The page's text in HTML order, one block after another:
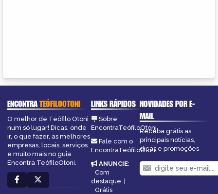
ENCONTRATEÓFILOOTONI
O melhor de Teófilo Otoni
num só lugar! Dicas, onde
ir, o que fazer, as melhores
empresas, locais, serviços
e muito mais no guia
Encontra TeófiloOtoni.
LINKS RÁPIDOS
Sobre
EncontraTeófiloOtoni
Fale com o
EncontraTeófiloOtoni
ANUNCIE:
Com
destaque
Grátis
NOVIDADES POR E-
MAIL
Receba grátis as
principais notícias,
dicas e promoções